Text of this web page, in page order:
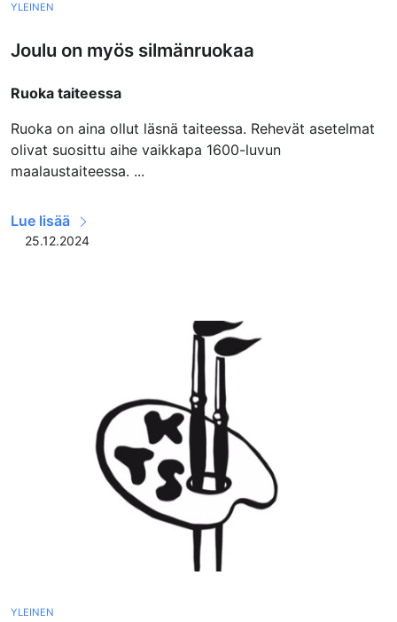
YLEINEN
Joulu on myös silmänruokaa
Ruoka taiteessa
Ruoka on aina ollut läsnä taiteessa. Rehevät asetelmat
olivat suosittu aihe vaikkapa 1600-luvun
maalaustaiteessa. ...
Lue lisää
25.12.2024
YLEINEN